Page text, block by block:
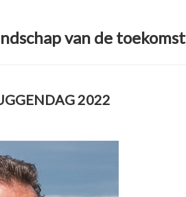
van de toekomst
2022